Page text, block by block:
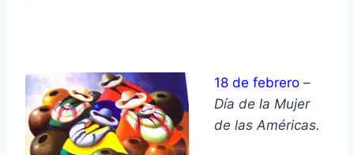
18 de febrero –
Día de la Mujer
de las Américas.